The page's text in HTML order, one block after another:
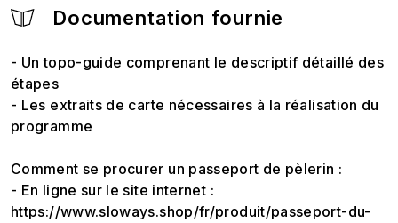
Documentation fournie
- Un topo-guide comprenant le descriptif détaillé des
étapes
- Les extraits de carte nécessaires à la réalisation du
programme
Comment se procurer un passeport de pèlerin :
- En ligne sur le site internet :
https://www.sloways.shop/fr/produit/passeport-du-